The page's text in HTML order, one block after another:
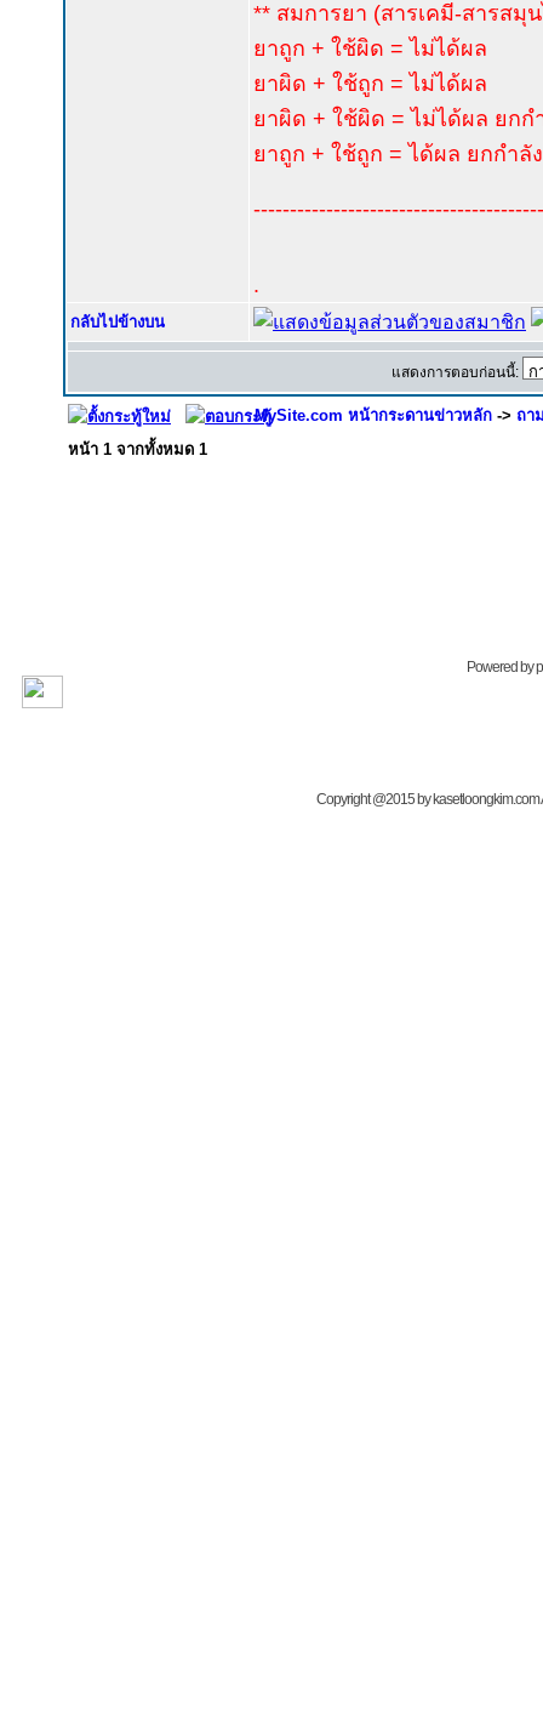
** สมการยา (สารเคมี-สารสมุ
ยาถูก + ใช้ผิด = ไม่ได้ผล
ยาผิด + ใช้ถูก = ไม่ได้ผล
ยาผิด + ใช้ผิด = ไม่ได้ผล ยกก
ยาถูก + ใช้ถูก = ได้ผล ยกกำลั
.
กลับไปข้างบน
แสดงการตอบก่อนนี้:
MySite.com หน้ากระดานข่าวหลัก -> ถา
หน้า 1 จากทั้งหมด 1
Powered by
Copyright @2015 by kasetloongkim.com